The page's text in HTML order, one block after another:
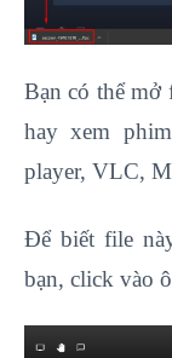
Bạn có thể mở
hay xem
player, VLC,
Để biết file
bạn, click vào